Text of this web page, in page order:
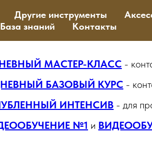
Другие инструменты
База знаний Контакты
МАСТЕР-КЛАСС -
БАЗОВЫЙ КУРС -
ИНТЕНСИВ - для
№1 и